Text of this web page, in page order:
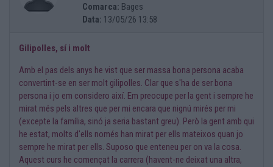
Comarca: Bages
Data: 13/05/26 13:58
Gilipolles, sí i molt
Amb el pas dels anys he vist que ser massa bona persona acaba
convertint-se en ser molt gilipolles. Clar que s'ha de ser bona
persona i jo em considero així. Em preocupe per la gent i sempre he
mirat més pels altres que per mi encara que nignú mirés per mi
(excepte la família, sinó ja seria bastant greu). Però la gent amb qui
he estat, molts d'ells només han mirat per ells mateixos quan jo
sempre he mirat per ells. Suposo que enteneu per on va la cosa.
Aquest curs he començat la carrera (havent-ne deixat una altra,